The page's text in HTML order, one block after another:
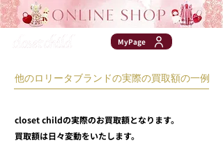
MyPage
他のロリータブランドの実際の買取額の一例
closet childの実際のお買取額となります。
買取額は日々変動をいたします。